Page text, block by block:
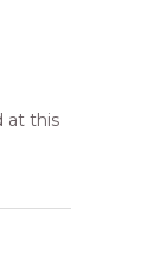
at this